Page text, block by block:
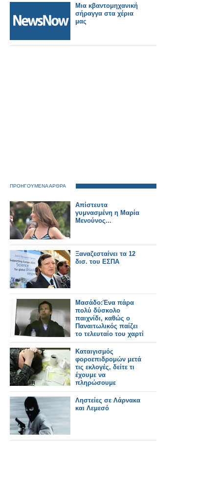
Μια κβαντομηχανική
σήραγγα στα χέρια
μας
ΠΡΟΗΓΟΥΜΕΝΑ ΑΡΘΡΑ
Απίστευτα
γυμνασμένη η Μαρία
Μενούνος...
Ξαναζεσταίνει τα 12
δισ. του ΕΣΠΑ
Μασάδο:Ένα πάρα
πολύ δύσκολο
παιχνίδι, καθώς ο
Παναιτωλικός παίζει
το τελευταίο του χαρτί
Kαταιγισμός
φοροεπιδρομών μετά
τις εκλογές, δείτε τι
έχουμε να
πληρώσουμε
Ληστείες σε Λάρνακα
και Λεμεσό